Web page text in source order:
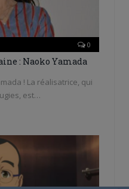
0
: Naoko Yamada
! La réalisatrice, qui
est…